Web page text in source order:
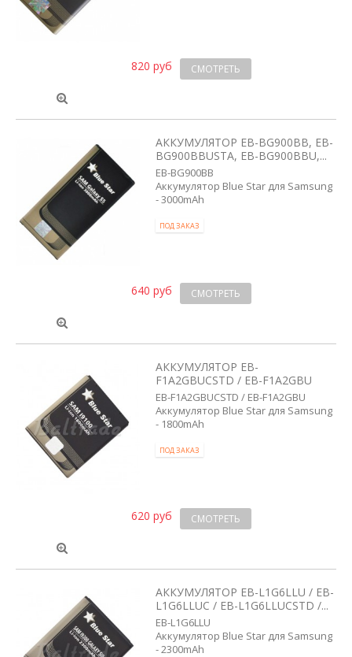
820 руб СМОТРЕТЬ
АККУМУЛЯТОР EB-BG900BB, EB-
BG900BBUSTA, EB-BG900BBU,...
EB-BG900BB
Аккумулятор Blue Star для Samsung
- 3000mAh
ПОД ЗАКАЗ
640 руб СМОТРЕТЬ
АККУМУЛЯТОР EB-
F1A2GBUCSTD / EB-F1A2GBU
EB-F1A2GBUCSTD / EB-F1A2GBU
Аккумулятор Blue Star для Samsung
- 1800mAh
ПОД ЗАКАЗ
620 руб СМОТРЕТЬ
АККУМУЛЯТОР EB-L1G6LLU / EB-
L1G6LLUC / EB-L1G6LLUCSTD /...
EB-L1G6LLU
Аккумулятор Blue Star для Samsung
- 2300mAh